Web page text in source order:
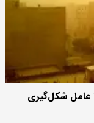
عامل شکل‌گیری